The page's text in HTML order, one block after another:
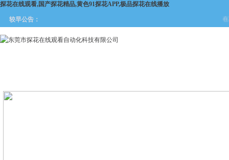
探花在线观看,国产探花精品,黄色91探花APP,极品探花在线播放
较早公告： 在